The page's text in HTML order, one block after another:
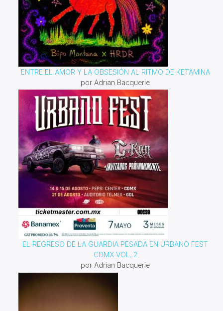
ENTRE EL AMOR Y LA OBSESIÓN AL RITMO DE KETAMINA
por Adrian Bacquerie
EL REGRESO DE LA GUARDIA PESADA EN URBANO FEST
CDMX VOL. 2
por Adrian Bacquerie